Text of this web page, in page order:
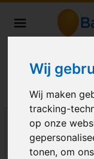
Wij
Wij maken
tracking-
op onze
tonen, om